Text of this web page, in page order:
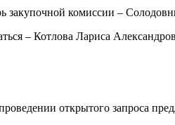
закупочной комиссии –
– Котлова Лариса
открытого запроса